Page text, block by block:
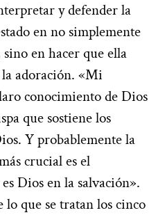
y defender la
en no simplemente
en hacer que ella
la adoración. «Mi
conocimiento de Dios
que sostiene los
Y probablemente la
crucial es el
Dios en la salvación».
lo que se tratan los cinco